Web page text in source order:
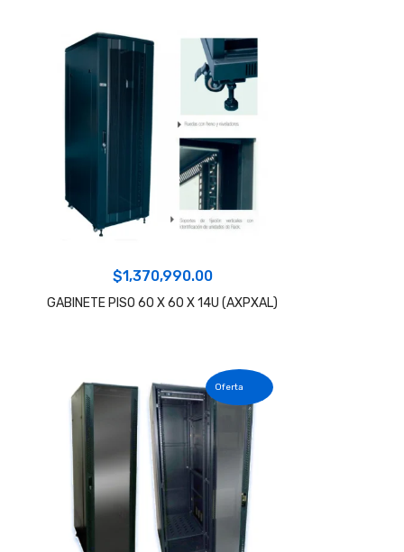
$1,370,990.00
GABINETE PISO 60 X 60 X 14U (AXPXAL)